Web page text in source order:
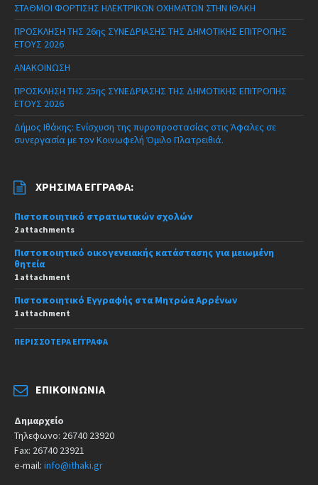
ΣΤΑΘΜΟΙ ΦΟΡΤΙΣΗΣ ΗΛΕΚΤΡΙΚΩΝ ΟΧΗΜΑΤΩΝ ΣΤΗΝ ΙΘΑΚΗ
ΠΡΟΣΚΛΗΣΗ ΤΗΣ 26ης ΣΥΝΕΔΡΙΑΣΗΣ ΤΗΣ ΔΗΜΟΤΙΚΗΣ ΕΠΙΤΡΟΠΗΣ
ΕΤΟΥΣ 2026
ΑΝΑΚΟΙΝΩΣΗ
ΠΡΟΣΚΛΗΣΗ ΤΗΣ 25ης ΣΥΝΕΔΡΙΑΣΗΣ ΤΗΣ ΔΗΜΟΤΙΚΗΣ ΕΠΙΤΡΟΠΗΣ
ΕΤΟΥΣ 2026
Δήμος Ιθάκης: Ενίσχυση της πυροπροστασίας στις Άφαλες σε
συνεργασία με τον Κοινωφελή Όμιλο Πλατρειθιά.
ΧΡΉΣΙΜΑ ΈΓΓΡΑΦΑ:
Πιστοποιητικό στρατιωτικών σχολών
2 attachments
Πιστοποιητικό οικογενειακής κατάστασης για μειωμένη
θητεία
1 attachment
Πιστοποιητικό Εγγραφής στα Μητρώα Αρρένων
1 attachment
ΠΕΡΙΣΣΌΤΕΡΑ ΈΓΓΡΑΦΑ
ΕΠΙΚΟΙΝΩΝΊΑ
Δημαρχείο
Τηλεφωνο: 26740 23920
Fax: 26740 23921
e-mail: info@ithaki.gr